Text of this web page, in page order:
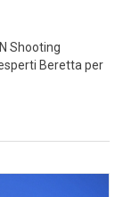
Shooting
Beretta per